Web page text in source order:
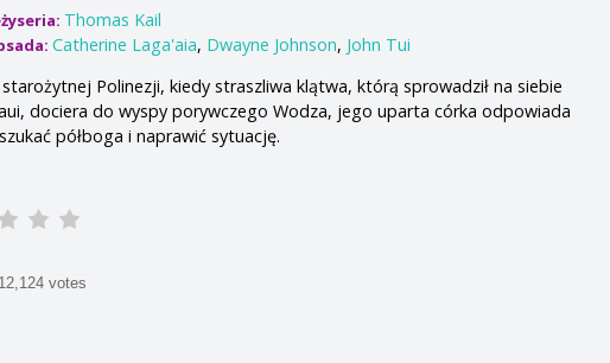
Thomas Kail
Catherine Laga'aia, Dwayne Johnson, John Tui
Polinezji, kiedy straszliwa klątwa, którą sprowadził na siebie
dociera do wyspy porywczego Wodza, jego uparta córka odpowiada
półboga i naprawić sytuację.
12,124 votes